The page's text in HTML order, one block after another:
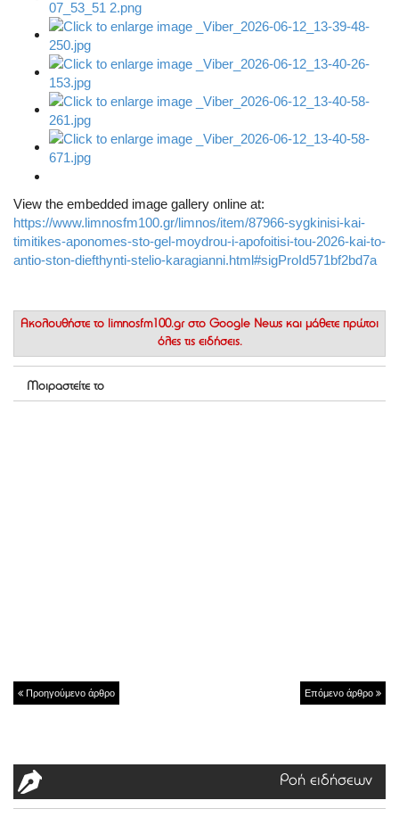
View the embedded image gallery online at:
https://www.limnosfm100.gr/limnos/item/87966-sygkinisi-kai-
timitikes-aponomes-sto-gel-moydrou-i-apofoitisi-tou-2026-kai-to-
antio-ston-diefthynti-stelio-karagianni.html#sigProId571bf2bd7a
Ακολουθήστε το limnosfm100.gr στο Google News και μάθετε πρώτοι
όλες τις ειδήσεις.
Μοιραστείτε το
Προηγούμενο άρθρο Επόμενο άρθρο
Ροή ειδήσεων